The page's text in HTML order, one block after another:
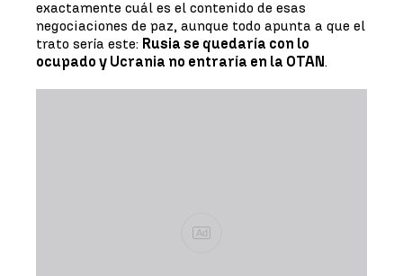
exactamente cuál es el contenido de esas
negociaciones de paz, aunque todo apunta a que el
trato sería este: Rusia se quedaría con lo
ocupado y Ucrania no entraría en la OTAN.
Ad